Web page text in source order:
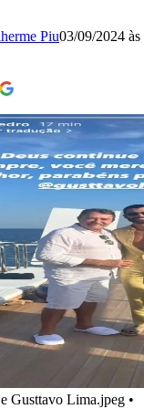
Piu03/09/2024
Gusttavo Lima.jpeg •